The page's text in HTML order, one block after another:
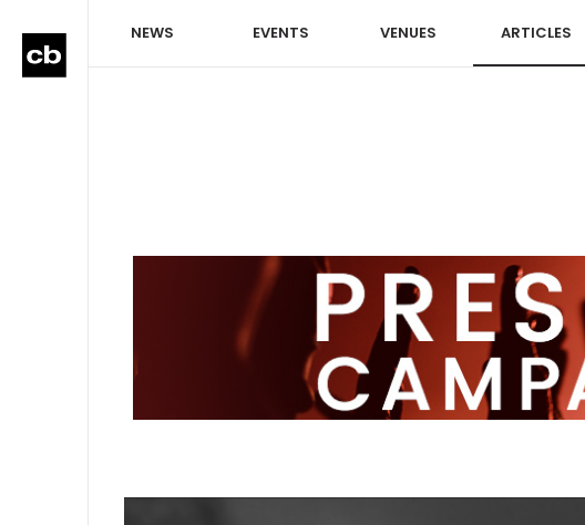
NEWS EVENTS VENUES ARTICLES